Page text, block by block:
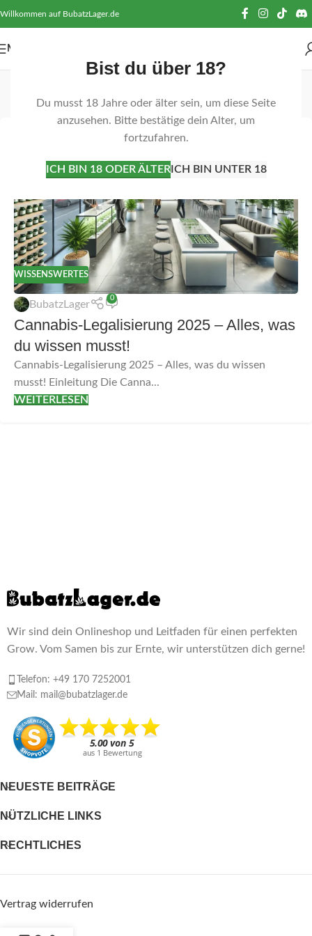
Bist du über 18?
Du musst 18 Jahre oder älter sein, um diese Seite
anzusehen. Bitte bestätige dein Alter, um
fortzufahren.
ICH BIN 18 ODER ÄLTERICH BIN UNTER 18
Willkommen auf BubatzLager.de
MENÜ
Startseite Beiträge mit Schlagwort "Konsum"
WISSENSWERTES
BubatzLager
0
Cannabis-Legalisierung 2025 – Alles, was
du wissen musst!
Cannabis-Legalisierung 2025 – Alles, was du wissen
musst! Einleitung Die Canna...
WEITERLESEN
Wir sind dein Onlineshop und Leitfaden für einen perfekten
Grow. Vom Samen bis zur Ernte, wir unterstützen dich gerne!
Telefon: +49 170 7252001
Mail: mail@bubatzlager.de
NEUESTE BEITRÄGE
NÜTZLICHE LINKS
RECHTLICHES
Vertrag widerrufen